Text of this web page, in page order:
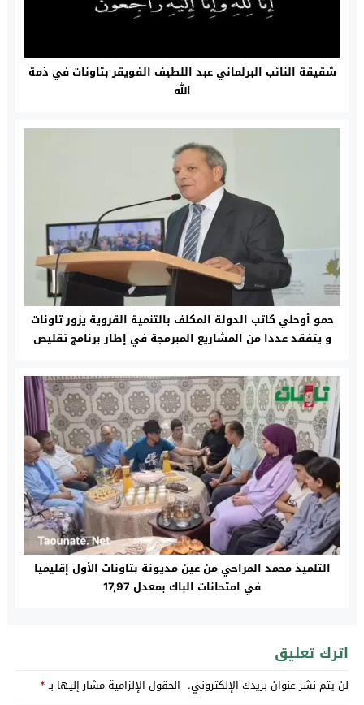
شقيقة النائب البرلماني عبد اللطيف الفويقر بتاونات في ذمة
الله
حمو أوحلي كاتب الدولة المكلف بالتنمية القروية يزور تاونات
و يتفقد عددا من المشاريع المبرمجة في إطار برنامج تقليص
التلميذ محمد المراحي من عين مديونة بتاونات الأول إقليميا
في امتحانات الباك بمعدل 17,97
اترك تعليق
لن يتم نشر عنوان بريدك الإلكتروني. الحقول الإلزامية مشار إليها بـ*